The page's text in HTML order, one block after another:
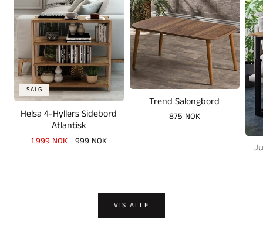
SALG
Helsa 4-Hyllers Sidebord
Atlantisk
Vanlig
1.999 NOK Salgspris
999 NOK
Trend Salongbord
Vanlig
875 NOK
VIS ALLE